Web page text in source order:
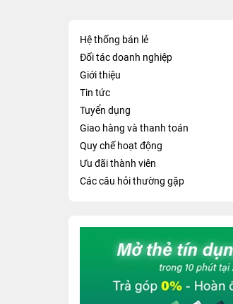
Hệ thống bán lẻ
Đối tác doanh nghiệp
Giới thiệu
Tin tức
Tuyển dụng
Giao hàng và thanh toán
Quy chế hoạt động
Ưu đãi thành viên
Các câu hỏi thường gặp